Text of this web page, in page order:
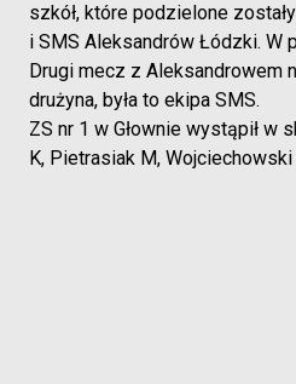
szkół, które podzielone
i SMS Aleksandrów Łódzki. W
Drugi mecz z Aleksandrowem
drużyna, była to ekipa SMS.
ZS nr 1 w Głownie wystąpił w
K, Pietrasiak M, Wojciechowski